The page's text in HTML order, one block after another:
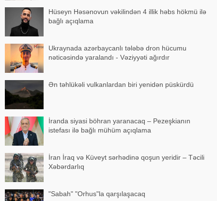
Hüseyn Həsənovun vəkilindən 4 illik həbs hökmü ilə
bağlı açıqlama
Ukraynada azərbaycanlı tələbə dron hücumu
nəticəsində yaralandı - Vəziyyəti ağırdır
Ən təhlükəli vulkanlardan biri yenidən püskürdü
İranda siyasi böhran yaranacaq – Pezeşkianın
istefası ilə bağlı mühüm açıqlama
İran İraq və Küveyt sərhədinə qoşun yeridir – Təcili
Xəbərdarlıq
"Sabah" "Orhus"la qarşılaşacaq